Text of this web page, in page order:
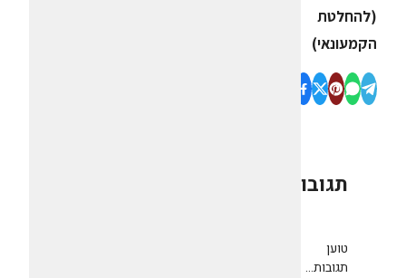
(להחלטת
הקמעונאי)
תגובות
טוען
תגובות...